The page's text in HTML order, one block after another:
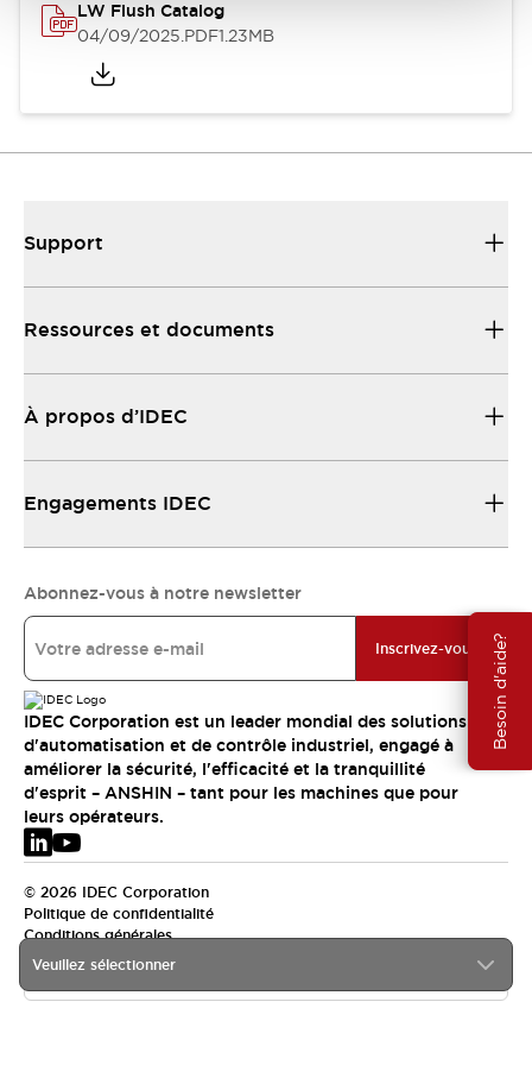
Besoin d'aide?
LW Flush Catalog
04/09/2025.PDF1.23MB
Veuillez sélectionner
Support
Ressources et documents
À propos d’IDEC
Engagements IDEC
Abonnez-vous à notre newsletter
Inscrivez-vous
IDEC Corporation est un leader mondial des solutions
d'automatisation et de contrôle industriel, engagé à
améliorer la sécurité, l'efficacité et la tranquillité
d'esprit – ANSHIN – tant pour les machines que pour
leurs opérateurs.
© 2026 IDEC Corporation
Politique de confidentialité
Conditions générales
EMEA